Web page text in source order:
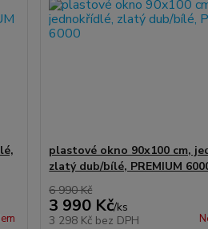
plastové okno 90x100 cm,
zlatý dub/bílé, PREMIUM
6 990 Kč
3 990 Kč/ks
3 298 Kč bez DPH